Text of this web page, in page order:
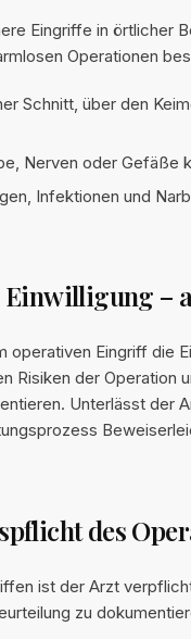
Eingriffe in örtlicher
Operationen
Schnitt, über den
Nerven oder Gefäße
Infektionen und
–
operativen Eingriff die
Risiken der Operation
Unterlässt der
des
ist der Arzt
zu